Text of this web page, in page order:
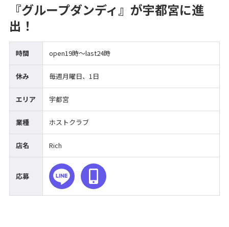
『グループダンディ』が宇都宮に進
出！
時間 open19時〜last24時
休み 毎週月曜日、1日
エリア 宇都宮
業種 ホストクラブ
店名 Rich
応募